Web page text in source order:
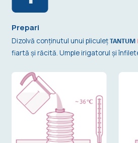
Prepari
Dizolvă conținutul unui pliculeț TANTUM
fiartă și răcită. Umple irigatorul și